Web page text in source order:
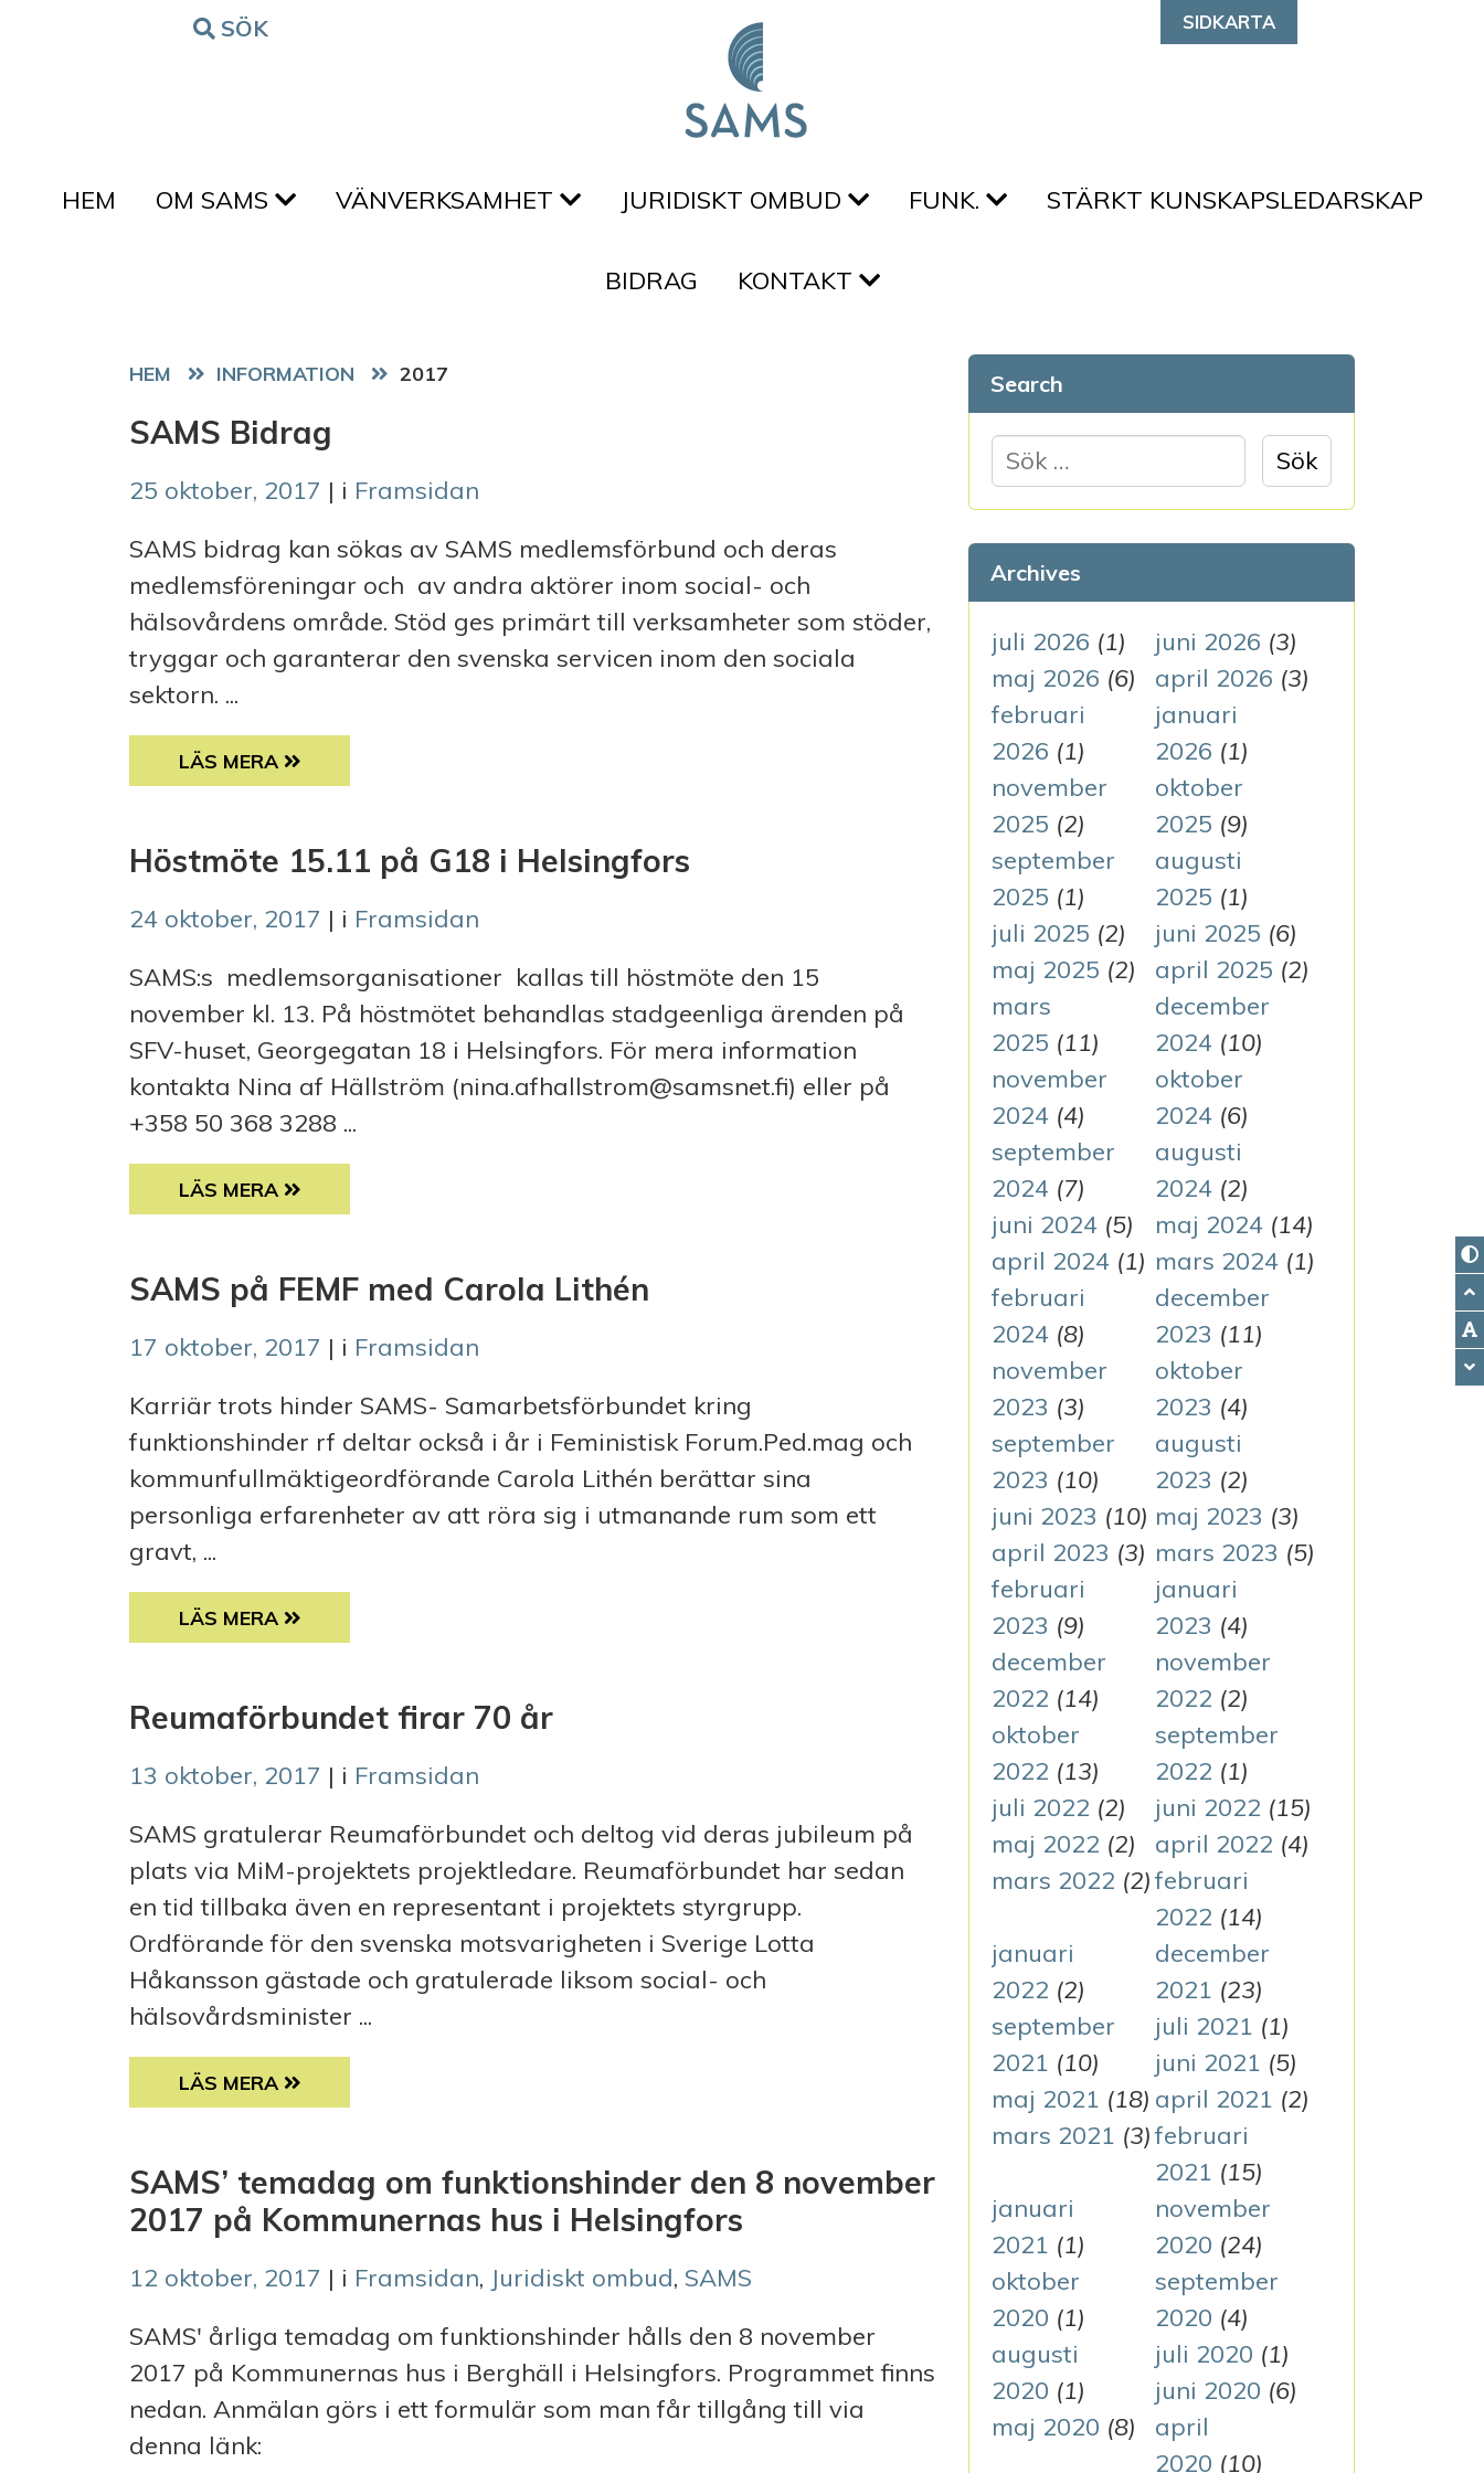
Hoppa till innehålletSÖK SIDKARTA
HEM OM SAMS VÄNVERKSAMHET JURIDISKT OMBUD FUNK. STÄRKT KUNSKAPSLEDARSKAP
BIDRAG KONTAKT
HEM 2017
SAMS Bidrag
25 oktober, 2017 | i Framsidan
SAMS bidrag kan sökas av SAMS medlemsförbund och deras
medlemsföreningar och av andra aktörer inom social- och
hälsovårdens område. Stöd ges primärt till verksamheter som stöder,
tryggar och garanterar den svenska servicen inom den sociala
sektorn. ...
SAMS BIDRAG
LÄS MERA
Höstmöte 15.11 på G18 i Helsingfors
24 oktober, 2017 | i Framsidan
SAMS:s medlemsorganisationer kallas till höstmöte den 15
november kl. 13. På höstmötet behandlas stadgeenliga ärenden på
SFV-huset, Georgegatan 18 i Helsingfors. För mera information
kontakta Nina af Hällström (nina.afhallstrom@samsnet.fi) eller på
+358 50 368 3288 ...
HÖSTMÖTE 15.11 PÅ G18 I HELSINGFORS
LÄS MERA
SAMS på FEMF med Carola Lithén
17 oktober, 2017 | i Framsidan
Karriär trots hinder SAMS- Samarbetsförbundet kring
funktionshinder rf deltar också i år i Feministisk Forum.Ped.mag och
kommunfullmäktigeordförande Carola Lithén berättar sina
personliga erfarenheter av att röra sig i utmanande rum som ett
gravt, ...
SAMS PÅ FEMF MED CAROLA LITHÉN
LÄS MERA
Reumaförbundet firar 70 år
13 oktober, 2017 | i Framsidan
SAMS gratulerar Reumaförbundet och deltog vid deras jubileum på
plats via MiM-projektets projektledare. Reumaförbundet har sedan
en tid tillbaka även en representant i projektets styrgrupp.
Ordförande för den svenska motsvarigheten i Sverige Lotta
Håkansson gästade och gratulerade liksom social- och
hälsovårdsminister ...
REUMAFÖRBUNDET FIRAR 70 ÅR
LÄS MERA
SAMS’ temadag om funktionshinder den 8 november
2017 på Kommunernas hus i Helsingfors
12 oktober, 2017 | i Framsidan, Juridiskt ombud, SAMS
SAMS' årliga temadag om funktionshinder hålls den 8 november
2017 på Kommunernas hus i Berghäll i Helsingfors. Programmet finns
nedan. Anmälan görs i ett formulär som man får tillgång till via
denna länk:
Search
ö
e
f
t
e
r
:
Archives
juli 2026 (1) juni 2026 (3)
maj 2026 (6) april 2026 (3)
februari
2026 (1)
januari
2026 (1)
november
2025 (2)
oktober
2025 (9)
september
2025 (1)
augusti
2025 (1)
juli 2025 (2) juni 2025 (6)
maj 2025 (2) april 2025 (2)
mars
2025 (11)
december
2024(10)
november
2024 (4)
oktober
2024(6)
september
2024 (7)
augusti
2024(2)
juni 2024 (5) maj 2024(14)
april 2024 (1) mars 2024(1)
februari
2024 (8)
december
2023 (11)
november
2023 (3)
oktober
2023 (4)
september
2023 (10)
augusti
2023 (2)
juni 2023 (10) maj 2023 (3)
april 2023 (3) mars 2023 (5)
februari
2023 (9)
januari
2023 (4)
december
2022 (14)
november
2022 (2)
oktober
2022 (13)
september
2022 (1)
juli 2022 (2) juni 2022 (15)
maj 2022 (2) april 2022 (4)
mars 2022 (2)februari
2022 (14)
januari
2022 (2)
december
2021 (23)
september
2021 (10)
juli 2021 (1)
juni 2021 (5)
maj 2021 (18) april 2021 (2)
mars 2021 (3)februari
2021 (15)
januari
2021 (1)
november
2020 (24)
oktober
2020 (1)
september
2020 (4)
augusti
2020 (1)
juli 2020 (1)
juni 2020 (6)
maj 2020 (8)
april
2020 (10)